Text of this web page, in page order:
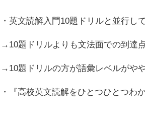
・英文読解入門10題ドリルと並行し
→10題ドリルよりも文法面での到達
→10題ドリルの方が語彙レベルがや
・『高校英文読解をひとつひとつわ